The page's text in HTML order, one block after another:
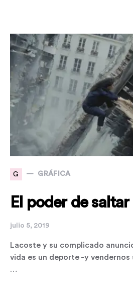
G GRÁFICA
El poder de saltar
julio 5, 2019
Lacoste y su complicado
vida es un deporte -y
…